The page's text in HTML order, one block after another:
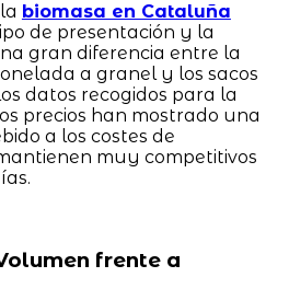
biomasa en Cataluña
de presentación y la
gran diferencia entre la
a granel y los sacos
datos recogidos para la
precios han mostrado una
a los costes de
muy competitivos
frente a